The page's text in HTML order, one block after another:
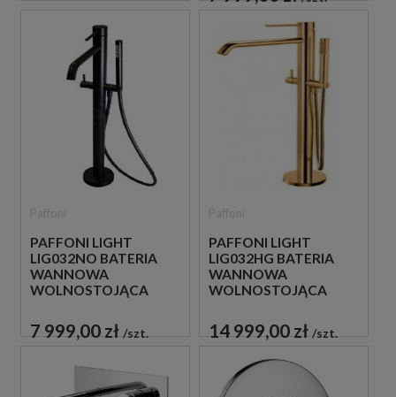
PAFFONI LIGHT
LIG032NO BATERIA
WANNOWA
WOLNOSTOJĄCA
7 999,00 zł szt.
PAFFONI LIGHT
LIG032HG BATERIA
WANNOWA
WOLNOSTOJĄCA
14 999,00 zł szt.